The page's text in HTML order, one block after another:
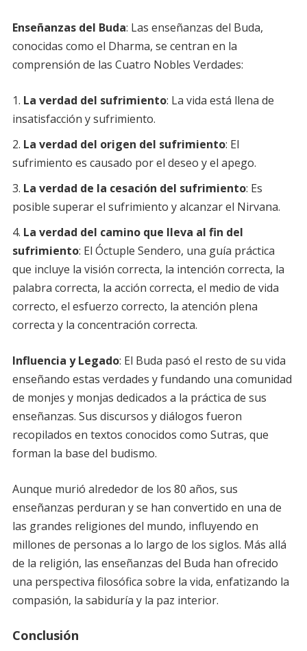
Enseñanzas del Buda: Las enseñanzas del Buda,
conocidas como el Dharma, se centran en la
comprensión de las Cuatro Nobles Verdades:
La verdad del sufrimiento: La vida está llena de
insatisfacción y sufrimiento.
La verdad del origen del sufrimiento: El
sufrimiento es causado por el deseo y el apego.
La verdad de la cesación del sufrimiento: Es
posible superar el sufrimiento y alcanzar el Nirvana.
La verdad del camino que lleva al fin del
sufrimiento: El Óctuple Sendero, una guía práctica
que incluye la visión correcta, la intención correcta, la
palabra correcta, la acción correcta, el medio de vida
correcto, el esfuerzo correcto, la atención plena
correcta y la concentración correcta.
Influencia y Legado: El Buda pasó el resto de su vida
enseñando estas verdades y fundando una comunidad
de monjes y monjas dedicados a la práctica de sus
enseñanzas. Sus discursos y diálogos fueron
recopilados en textos conocidos como Sutras, que
forman la base del budismo.
Aunque murió alrededor de los 80 años, sus
enseñanzas perduran y se han convertido en una de
las grandes religiones del mundo, influyendo en
millones de personas a lo largo de los siglos. Más allá
de la religión, las enseñanzas del Buda han ofrecido
una perspectiva filosófica sobre la vida, enfatizando la
compasión, la sabiduría y la paz interior.
Conclusión